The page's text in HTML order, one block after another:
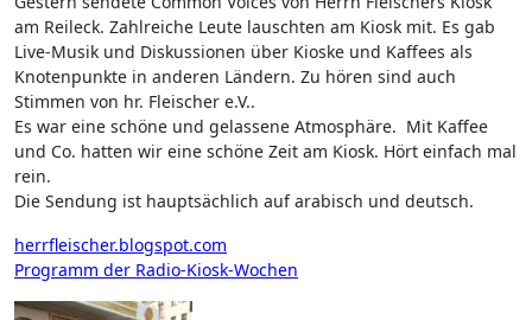
am Reileck. Zahlreiche Leute lauschten am Kiosk mit. Es gab
Live-Musik und Diskussionen über Kioske und Kaffees als
Knotenpunkte in anderen Ländern. Zu hören sind auch
Stimmen von hr. Fleischer e.V..
Es war eine schöne und gelassene Atmosphäre. Mit Kaffee
und Co. hatten wir eine schöne Zeit am Kiosk. Hört einfach mal
rein.
Die Sendung ist hauptsächlich auf arabisch und deutsch.
herrfleischer.blogspot.com
Programm der Radio-Kiosk-Wochen